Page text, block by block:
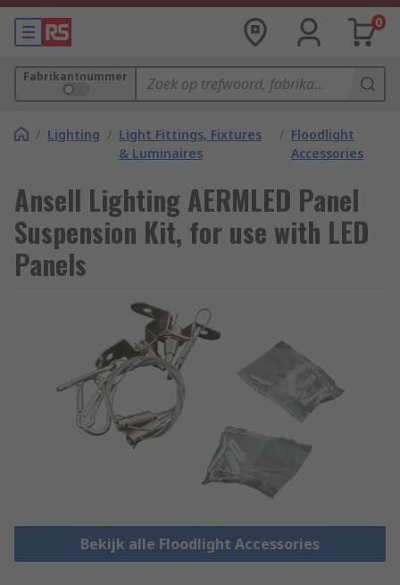
0
Fabrikantnummer
/ Lighting / Light Fittings, Fixtures
& Luminaires
/ Floodlight
Accessories
Ansell Lighting AERMLED Panel
Suspension Kit, for use with LED
Panels
Bekijk alle Floodlight Accessories